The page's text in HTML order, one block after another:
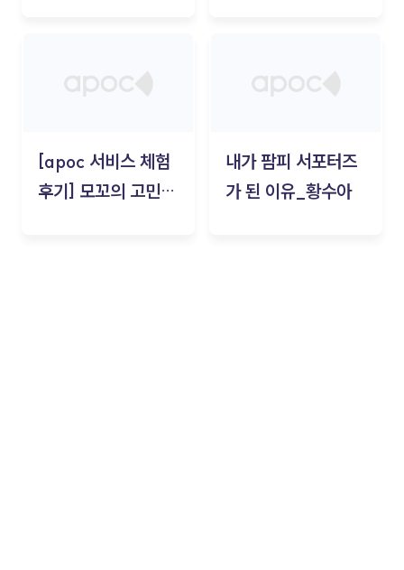
[apoc 서비스 체험
후기] 모꼬의 고민세
내가 팜피 서포터즈
가 된 이유_황수아